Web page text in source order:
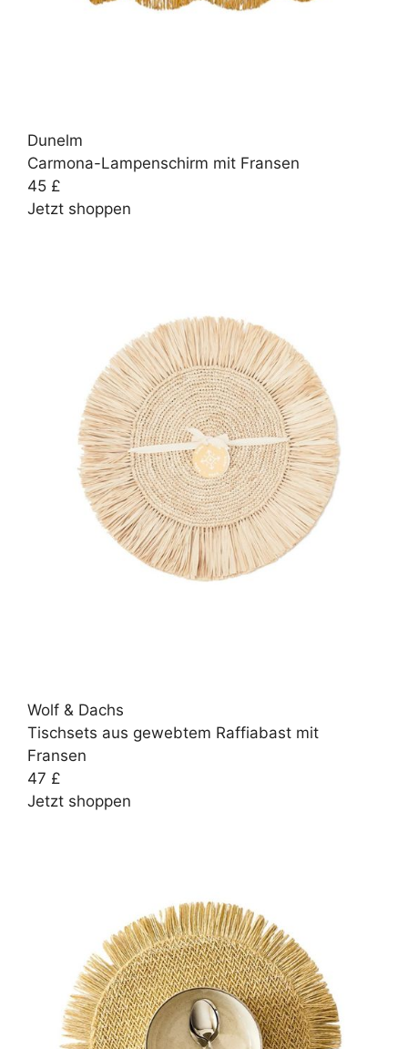
Dunelm
Carmona-Lampenschirm mit Fransen
45 £
Jetzt shoppen
Wolf & Dachs
Tischsets aus gewebtem Raffiabast mit
Fransen
47 £
Jetzt shoppen